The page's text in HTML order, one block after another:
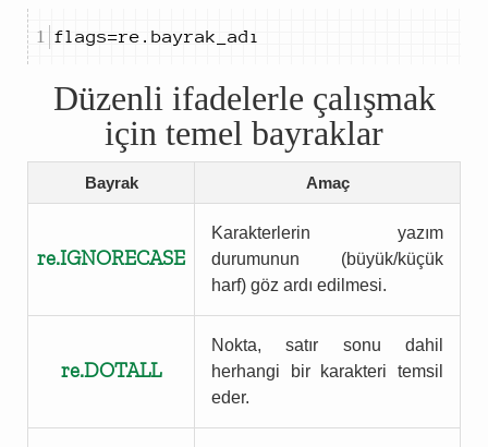
flags=re . bayrak_adı
Düzenli ifadelerle çalışmak
için temel bayraklar
Bayrak Amaç
re.IGNORECASE
Karakterlerin yazım
durumunun (büyük/küçük
harf) göz ardı edilmesi.
re.DOTALL
Nokta, satır sonu dahil
herhangi bir karakteri temsil
eder.